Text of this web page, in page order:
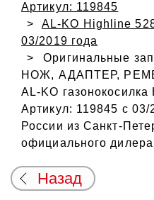
Артикул: 119845
AL-KO Highline
03/2019 года
Оригинальные
НОЖ, АДАПТЕР,
AL-KO газонокосилка
Артикул: 119845 с 03/
России из Санкт-
официального
Назад